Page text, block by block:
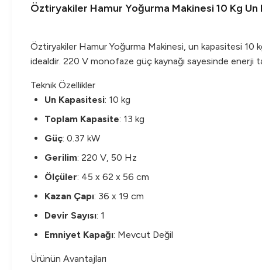
Öztiryakiler Hamur Yoğurma Makinesi 10 Kg
Öztiryakiler Hamur Yoğurma Makinesi, un kapasitesi
idealdir. 220 V monofaze güç kaynağı sayesinde enerji
Teknik Özellikler
Un Kapasitesi: 10 kg
Toplam Kapasite: 13 kg
Güç: 0.37 kW
Gerilim: 220 V, 50 Hz
Ölçüler: 45 x 62 x 56 cm
Kazan Çapı: 36 x 19 cm
Devir Sayısı: 1
Emniyet Kapağı: Mevcut Değil
Ürünün Avantajları